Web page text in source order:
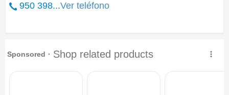
950 398...Ver teléfono